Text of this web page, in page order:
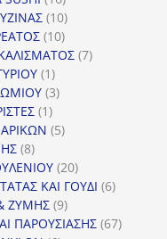
προϊόντα
1010
προϊόντα
1010
προϊόντα
77
11
προϊόν
33
11
προϊόν
55
88
προϊόντα
2020
προϊόντα
ΚΑΙ ΓΟΥΔΙ 66
ΖΥΜΗΣ 99
προϊόντα
ΠΑΡΟΥΣΙΑΣΗΣ 6767